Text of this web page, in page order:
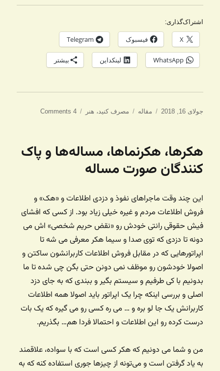
اشتراک‌گذاری:
X فیسبوک Telegram
WhatsApp لینکداین بیشتر
ارسال
جولای 16, 2018 دسته‌ها
مقاله برچسب‌ها
مصرف کنید، هنر 4 Comments
هکرها، هکرنماها، مساله‌ها و پاک
کنندگان صورت مساله
این چند وقت ماجراهای نفوذ و دزدی اطلاعات و «هک» و
فروش اطلاعات مردم و غیره خیلی زیاد بود. از کسی که افشای
فیش حقوقی رانتی خودش رو «نقض حریم شخصی» اش می
دونه تا دزدی که توی صدا و سیما هکر معرفی می شه تا
اپراتورهایی که در مقابل فروش اطلاعات کاربرانشون ساکتن و
اصولا خودشون رو موظف نمی دونن حتی بگن چی شده تا ما
بدونیم با کی طرفیم و سیستم بگیر و ببندی که به جای دزد
اصلی و بررسی اینکه چرا یک اپراتور باید اصولا همه اطلاعات
کاربرانش یک جا لو بره و … می ره کسی رو می گیره که یک بات
درست کرده رو این اطلاعات و احتمالا فردا هم… بگذریم.
من و شما می دونیم که هکر کسی است که با سواده، علاقمند
به یاد گرفتن است و می‌تونه از چیزها جوری استفاده کنه که به